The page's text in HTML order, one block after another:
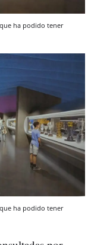
ha podido tener
ha podido tener